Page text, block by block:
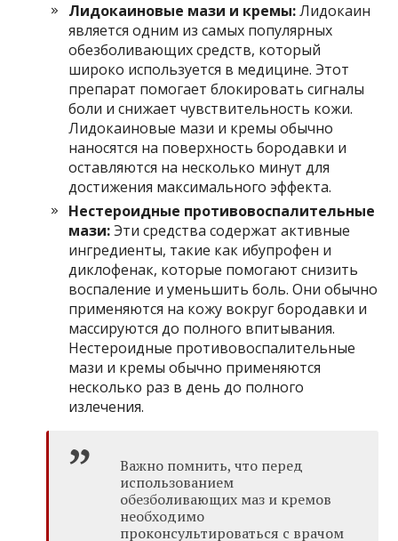
Лидокаиновые мази и кремы:Лидокаин
является одним из самых популярных
обезболивающих средств, который
широко используется в медицине. Этот
препарат помогает блокировать сигналы
боли и снижает чувствительность кожи.
Лидокаиновые мази и кремы обычно
наносятся на поверхность бородавки и
оставляются на несколько минут для
достижения максимального эффекта.
Нестероидные противовоспалительные
мази:Эти средства содержат активные
ингредиенты, такие как ибупрофен и
диклофенак, которые помогают снизить
воспаление и уменьшить боль. Они обычно
применяются на кожу вокруг бородавки и
массируются до полного впитывания.
Нестероидные противовоспалительные
мази и кремы обычно применяются
несколько раз в день до полного
излечения.
Важно помнить, что перед
использованием
обезболивающих маз и кремов
необходимо
проконсультироваться с врачом